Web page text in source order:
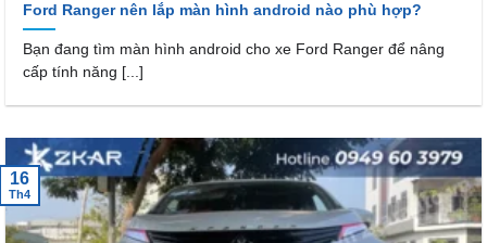
Ford Ranger nên lắp màn hình android nào phù hợp?
Bạn đang tìm màn hình android cho xe Ford Ranger để nâng
cấp tính năng [...]
16
Th4